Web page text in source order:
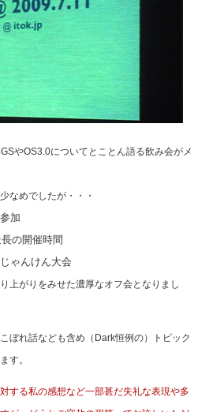
やOS3.0についてとことん語る飲み会がメ
なめでしたが・・・
加
の開催時間
ゃんけん大会
上がりをみせた濃厚なオフ会となりまし
ぼれ話なども含め（Dark恒例の）トピック
す。
する私の感想など一部甚だ失礼な表現や多